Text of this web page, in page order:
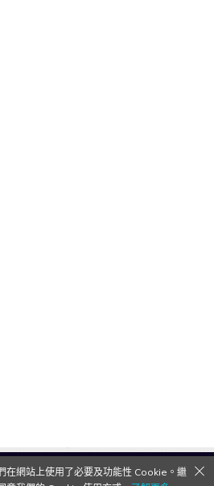
Limited © 2026
在網站上使用了必要及功能性 Cookie。繼